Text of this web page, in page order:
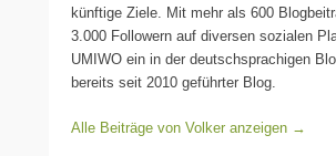
künftige Ziele. Mit mehr als 600
3.000 Followern auf diversen sozialen
UMIWO ein in der deutschsprachigen
bereits seit 2010 geführter Blog.
Alle Beiträge von Volker anzeigen →